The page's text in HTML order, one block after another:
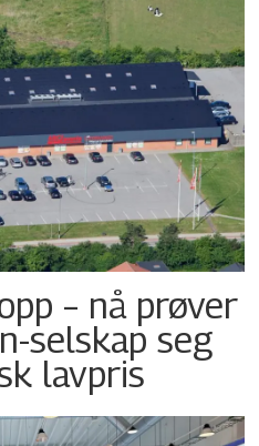
– nå prøver
selskap seg
lavpris